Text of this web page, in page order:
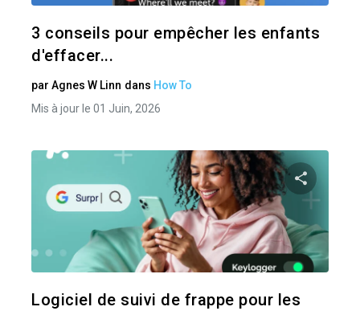
3 conseils pour empêcher les enfants
d'effacer...
par Agnes W Linn dans How To
Mis à jour le 01 Juin, 2026
Logiciel de suivi de frappe pour les